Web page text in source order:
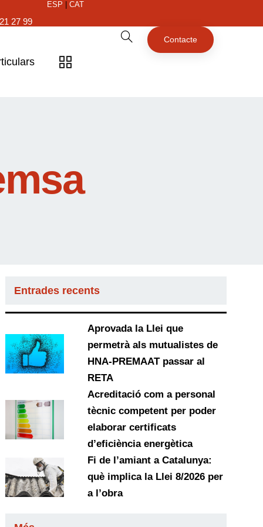
27 99
ESP CAT
Contacte
Entrades recents
Aprovada la Llei que
permetrà als mutualistes de
HNA-PREMAAT passar al
RETA
Acreditació com a personal
tècnic competent per poder
elaborar certificats
d’eficiència energètica
Fi de l’amiant a Catalunya:
què implica la Llei 8/2026 per
a l’obra